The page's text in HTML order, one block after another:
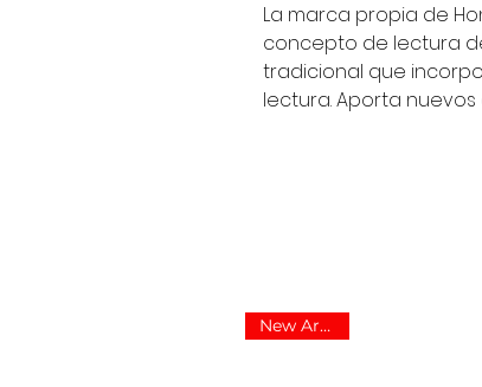
La marca propia de
concepto de lectura
tradicional que
lectura. Aporta
New Arrived